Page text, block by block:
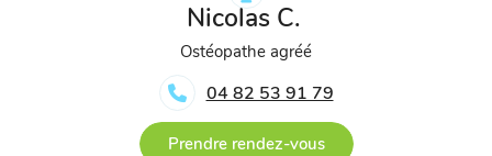
Nicolas C.
Ostéopathe agréé
04 82 53 91 79
Prendre rendez-vous